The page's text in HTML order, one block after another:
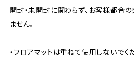
開封・未開封に関わらず、お客様都合
ません。
・フロアマットは重ねて使用しないでく